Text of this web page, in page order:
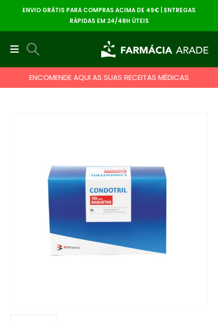
ENVIO GRÁTIS PARA COMPRAS ACIMA DE 49€ | ENTREGAS
RÁPIDAS EM 24/48H ÚTEIS
ENCOMENDE AQUI AS SUAS RECEITAS MÉDICAS